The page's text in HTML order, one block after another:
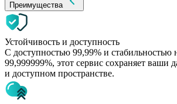
Преимущества
Устойчивость и доступность
С доступностью 99,99% и стабильностью
99,999999%, этот сервис сохраняет ваши
и доступном пространстве.